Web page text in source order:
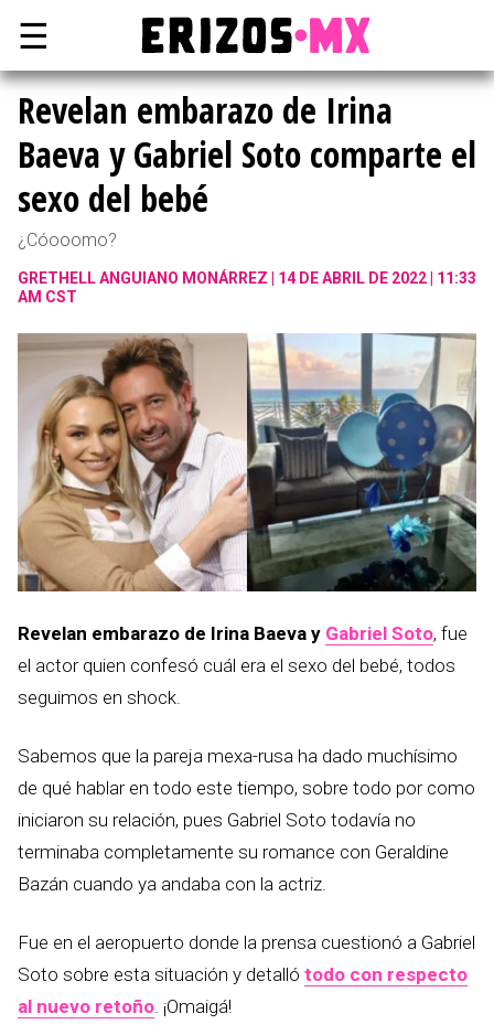
☰
Revelan embarazo de Irina
Baeva y Gabriel Soto comparte el
sexo del bebé
¿Cóooomo?
GRETHELL ANGUIANO MONÁRREZ
14 DE ABRIL DE 2022 | 11:33
AM CST
Revelan embarazo de Irina Baeva y Gabriel Soto, fue
el actor quien confesó cuál era el sexo del bebé, todos
seguimos en shock.
Sabemos que la pareja mexa-rusa ha dado muchísimo
de qué hablar en todo este tiempo, sobre todo por como
iniciaron su relación, pues Gabriel Soto todavía no
terminaba completamente su romance con Geraldine
Bazán cuando ya andaba con la actriz.
Fue en el aeropuerto donde la prensa cuestionó a Gabriel
Soto sobre esta situación y detalló todo con respecto
al nuevo retoño. ¡Omaigá!